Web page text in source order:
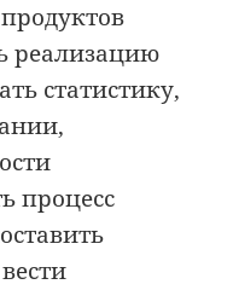
реализацию
статистику,
процесс